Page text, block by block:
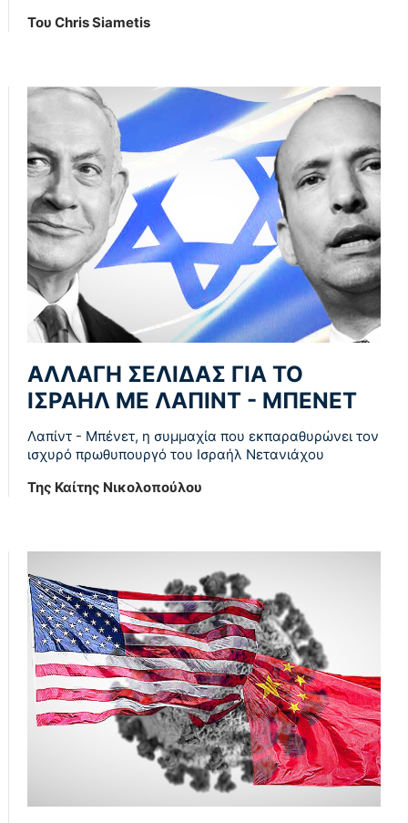
Του Chris Siametis
ΑΛΛΑΓΗ ΣΕΛΙΔΑΣ ΓΙΑ ΤΟ
ΙΣΡΑΗΛ ΜΕ ΛΑΠΙΝΤ - ΜΠΕΝΕΤ
Λαπίντ - Μπένετ, η συμμαχία που εκπαραθυρώνει τον
ισχυρό πρωθυπουργό του Ισραήλ Νετανιάχου
Της Καίτης Νικολοπούλου